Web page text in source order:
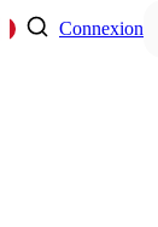
Connexion